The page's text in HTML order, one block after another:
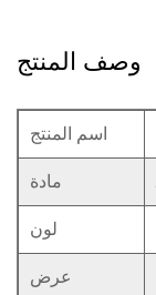
وصف المنتج
اسم المنتج
مادة
لون
عرض